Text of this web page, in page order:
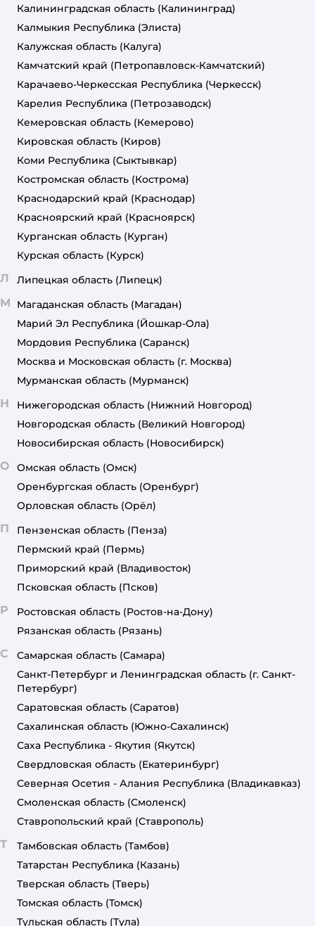
Калининградская область (Калининград)
Калмыкия Республика (Элиста)
Калужская область (Калуга)
Камчатский край (Петропавловск-Камчатский)
Карачаево-Черкесская Республика (Черкесск)
Карелия Республика (Петрозаводск)
Кемеровская область (Кемерово)
Кировская область (Киров)
Коми Республика (Сыктывкар)
Костромская область (Кострома)
Краснодарский край (Краснодар)
Красноярский край (Красноярск)
Курганская область (Курган)
Курская область (Курск)
Л Липецкая область (Липецк)
М Магаданская область (Магадан)
Марий Эл Республика (Йошкар-Ола)
Мордовия Республика (Саранск)
Москва и Московская область (г. Москва)
Мурманская область (Мурманск)
Н Нижегородская область (Нижний Новгород)
Новгородская область (Великий Новгород)
Новосибирская область (Новосибирск)
О Омская область (Омск)
Оренбургская область (Оренбург)
Орловская область (Орёл)
П Пензенская область (Пенза)
Пермский край (Пермь)
Приморский край (Владивосток)
Псковская область (Псков)
Р Ростовская область (Ростов-на-Дону)
Рязанская область (Рязань)
С Самарская область (Самара)
Санкт-Петербург и Ленинградская область (г. Санкт-
Петербург)
Саратовская область (Саратов)
Сахалинская область (Южно-Сахалинск)
Саха Республика - Якутия (Якутск)
Свердловская область (Екатеринбург)
Северная Осетия - Алания Республика (Владикавказ)
Смоленская область (Смоленск)
Ставропольский край (Ставрополь)
Т Тамбовская область (Тамбов)
Татарстан Республика (Казань)
Тверская область (Тверь)
Томская область (Томск)
Тульская область (Тула)